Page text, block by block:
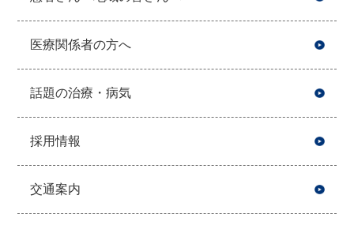
医療関係者の方へ
話題の治療・病気
採用情報
交通案内